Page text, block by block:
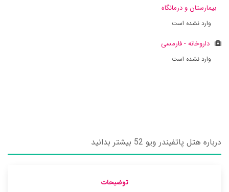
بیمارستان و درمانگاه
وارد نشده است
داروخانه - فارمسی
وارد نشده است
درباره هتل پاتفیندر ویو 52 بیشتر بدانید
توضیحات